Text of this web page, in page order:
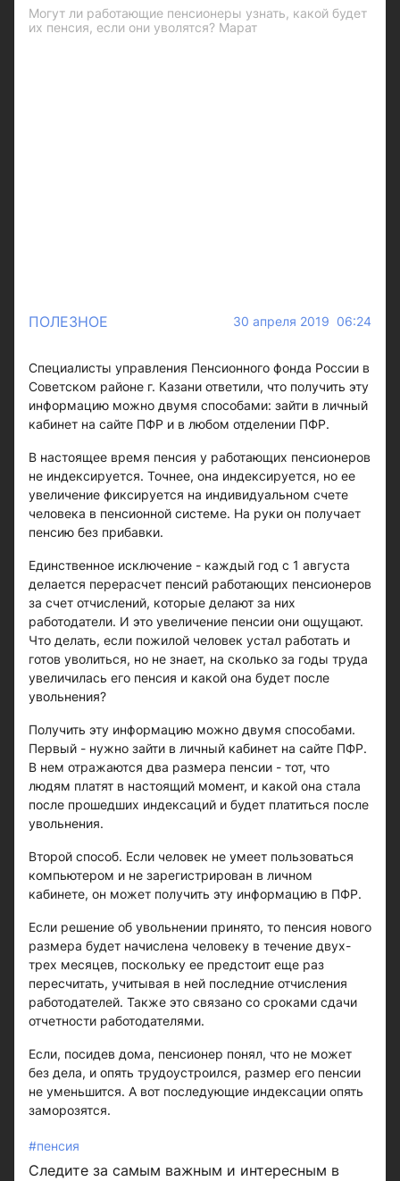
Могут ли работающие пенсионеры узнать, какой будет
их пенсия, если они уволятся? Марат
ПОЛЕЗНОЕ 30 апреля 2019 06:24
Специалисты управления Пенсионного фонда России в
Советском районе г. Казани ответили, что получить эту
информацию можно двумя способами: зайти в личный
кабинет на сайте ПФР и в любом отделении ПФР.
В настоящее время пенсия у работающих пенсионеров
не индексируется. Точнее, она индексируется, но ее
увеличение фиксируется на индивидуальном счете
человека в пенсионной системе. На руки он получает
пенсию без прибавки.
Единственное исключение - каждый год с 1 августа
делается перерасчет пенсий работающих пенсионеров
за счет отчислений, которые делают за них
работодатели. И это увеличение пенсии они ощущают.
Что делать, если пожилой человек устал работать и
готов уволиться, но не знает, на сколько за годы труда
увеличилась его пенсия и какой она будет после
увольнения?
Получить эту информацию можно двумя способами.
Первый - нужно зайти в личный кабинет на сайте ПФР.
В нем отражаются два размера пенсии - тот, что
людям платят в настоящий момент, и какой она стала
после прошедших индексаций и будет платиться после
увольнения.
Второй способ. Если человек не умеет пользоваться
компьютером и не зарегистрирован в личном
кабинете, он может получить эту информацию в ПФР.
Если решение об увольнении принято, то пенсия нового
размера будет начислена человеку в течение двух-
трех месяцев, поскольку ее предстоит еще раз
пересчитать, учитывая в ней последние отчисления
работодателей. Также это связано со сроками сдачи
отчетности работодателями.
Если, посидев дома, пенсионер понял, что не может
без дела, и опять трудоустроился, размер его пенсии
не уменьшится. А вот последующие индексации опять
заморозятся.
#пенсия
Следите за самым важным и интересным в